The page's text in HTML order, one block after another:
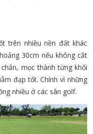
trên nhiều nền đất khác
30cm nếu không cắt
mọc thành từng khối
đạp tốt. Chính vì những
nhiều ở các sân golf.